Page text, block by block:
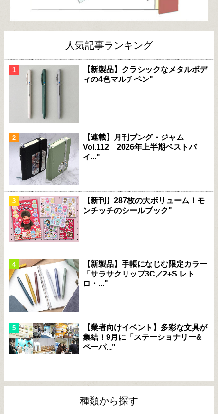
人気記事ランキング
【新製品】クラシックなメタルボデ
ィの4色マルチペン"
【連載】月刊ブング・ジャム
Vol.112 2026年上半期ベストバ
イ..."
【新刊】287枚の大ボリューム！モ
ンチッチのシールブック"
【新製品】手帳になじむ限定カラー
「サラサクリップ3C／2+S レト
ロ・..."
【業者向けイベント】多彩な文具が
集結！9月に「ステーショナリー&
ペーパ..."
種類から探す